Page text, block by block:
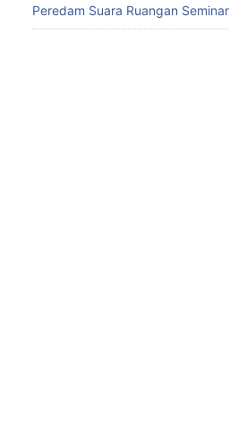
Peredam Suara Ruangan Seminar